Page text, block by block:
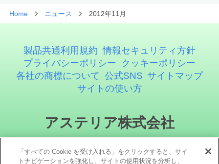
Home ニュース 2012年11月
製品共通利用規約 情報セキュリティ方針
プライバシーポリシー
クッキーポリシー
各社の商標について 公式SNS サイトマップ
サイトの使い方
アステリア株式会社
「すべての Cookie を受け入れる」をクリックすると、サイ
トナビゲーションを強化し、サイトの使用状況を分析し、